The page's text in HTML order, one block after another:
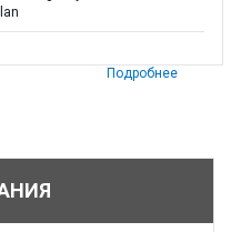
Подробнее